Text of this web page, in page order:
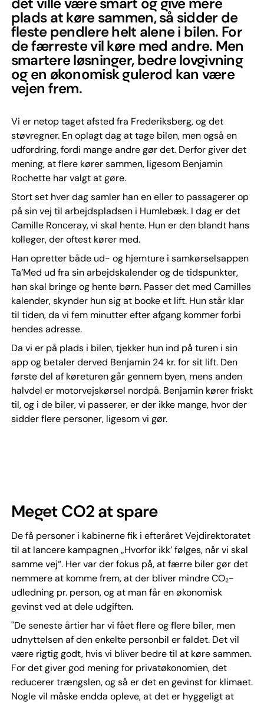
plads at køre sammen, så sidder de
fleste pendlere helt alene i bilen. For
de færreste vil køre med andre. Men
smartere løsninger, bedre lovgivning
og en økonomisk gulerod kan være
vejen frem.
Vi er netop taget afsted fra Frederiksberg, og det
støvregner. En oplagt dag at tage bilen, men også en
udfordring, fordi mange andre gør det. Derfor giver det
mening, at flere kører sammen, ligesom Benjamin
Rochette har valgt at gøre.
Stort set hver dag samler han en eller to passagerer op
på sin vej til arbejdspladsen i Humlebæk. I dag er det
Camille Ronceray, vi skal hente. Hun er den blandt hans
kolleger, der oftest kører med.
Han opretter både ud- og hjemture i samkørselsappen
Ta’Med ud fra sin arbejdskalender og de tidspunkter,
han skal bringe og hente børn. Passer det med Camilles
kalender, skynder hun sig at booke et lift. Hun står klar
til tiden, da vi fem minutter efter afgang kommer forbi
hendes adresse.
Da vi er på plads i bilen, tjekker hun ind på turen i sin
app og betaler derved Benjamin 24 kr. for sit lift. Den
første del af køreturen går gennem byen, mens anden
halvdel er motorvejskørsel nordpå. Benjamin kører friskt
til, og i de biler, vi passerer, er der ikke mange, hvor der
sidder flere personer, ligesom vi gør.
Meget CO2 at spare
De få personer i kabinerne fik i efteråret Vejdirektoratet
til at lancere kampagnen „Hvorfor ikk’ følges, når vi skal
samme vej“. Her var der fokus på, at færre biler gør det
nemmere at komme frem, at der bliver mindre CO₂-
udledning pr. person, og at man får en økonomisk
gevinst ved at dele udgiften.
"De seneste årtier har vi fået flere og flere biler, men
udnyttelsen af den enkelte personbil er faldet. Det vil
være rigtig godt, hvis vi bliver bedre til at køre sammen.
For det giver god mening for privatøkonomien, det
reducerer trængslen, og så er det en gevinst for klimaet.
Nogle vil måske endda opleve, at det er hyggeligt at